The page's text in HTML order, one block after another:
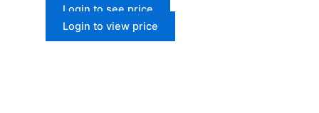
Login to see price
Login to view price